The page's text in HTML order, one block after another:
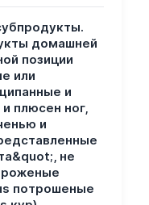
домашней
позиции
или
и
плюсен ног,
и
не
потрошеные